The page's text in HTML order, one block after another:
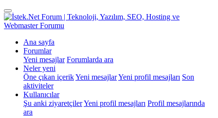
Ana sayfa
Forumlar
Yeni mesajlar Forumlarda ara
Neler yeni
Öne çıkan içerikYeni mesajlarYeni profil mesajları Son
aktiviteler
Kullanıcılar
Şu anki ziyaretçilerYeni profil mesajları Profil mesajlarında
ara